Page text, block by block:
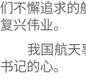
们不懈追求的
复兴伟业。
我国航天事
书记的心。